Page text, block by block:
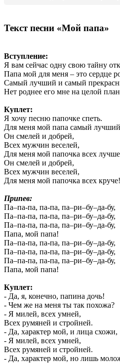
Текст песни «Мой папа»
Вступление:
Я вам сейчас одну свою тайну
Папа мой для меня – это сердце
Самый лучший и самый
Нет роднее его мне на целой
Куплет:
Я хочу песню папочке спеть.
Для меня мой папа самый
Он смелей и добрей,
Всех мужчин веселей,
Для меня мой папочка всех
Он смелей и добрей,
Всех мужчин веселей,
Для меня мой папочка всех круче!
Припев:
Па–па-па, па-па, па–ри–бу–да-бу,
Па–па-па, па-па, па–ри–бу–да-бу,
Па–па-па, па-па, па–ри–бу–да-бу,
Папа, мой папа!
Па–па-па, па-па, па–ри–бу–да-бу,
Па–па-па, па-па, па–ри–бу–да-бу,
Па–па-па, па-па, па–ри–бу–да-бу,
Папа, мой папа!
Куплет:
- Да, я, конечно, папина дочь!
- Чем же на меня ты так похожа?
- Я милей, всех умней,
Всех румяней и стройней.
- Да, характер мой, и лица схожи,
- Я милей, всех умней,
Всех румяней и стройней.
- Да, характер мой, но лишь